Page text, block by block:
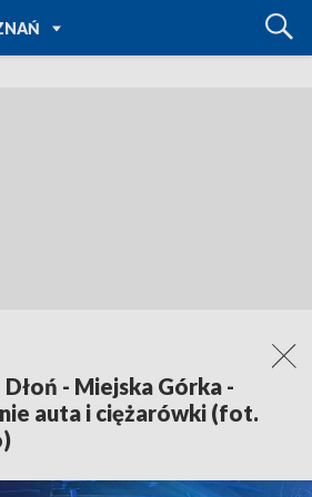
DO
REGIONY
- Miejska Górka -
auta i ciężarówki (fot.